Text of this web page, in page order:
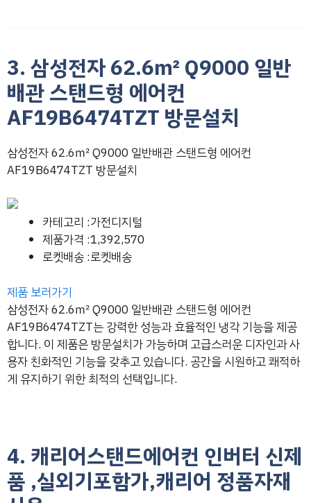
3. 삼성전자 62.6㎡ Q9000 일반
배관 스탠드형 에어컨
AF19B6474TZT 방문설치
삼성전자 62.6㎡ Q9000 일반배관 스탠드형 에어컨
AF19B6474TZT 방문설치
카테고리 :가전디지털
제품가격 :1,392,570
로켓배송 :로켓배송
제품 보러가기
삼성전자 62.6㎡ Q9000 일반배관 스탠드형 에어컨
AF19B6474TZT는 강력한 성능과 효율적인 냉각 기능을 제공
합니다. 이 제품은 방문설치가 가능하며 고급스러운 디자인과 사
용자 친화적인 기능을 갖추고 있습니다. 공간을 시원하고 쾌적하
게 유지하기 위한 최적의 선택입니다.
4. 캐리어스탠드에어컨 인버터 신제
품 ,실외기포함가,캐리어 정품자재